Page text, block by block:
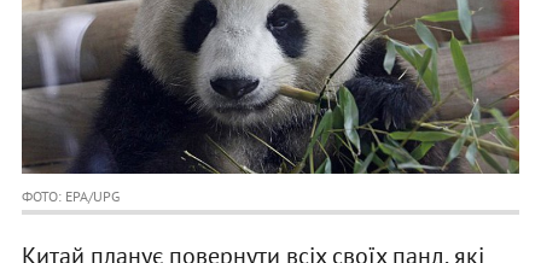
ФОТО: EPA/UPG
Китай планує повернути всіх своїх панд, які